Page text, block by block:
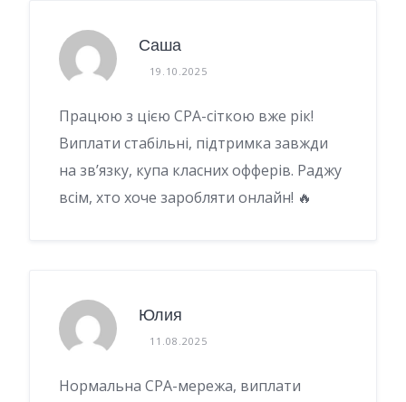
Саша
19.10.2025
Працюю з цією CPA-сіткою вже рік!
Виплати стабільні, підтримка завжди
на зв’язку, купа класних офферів. Раджу
всім, хто хоче заробляти онлайн! 🔥
Юлия
11.08.2025
Нормальна CPA-мережа, виплати